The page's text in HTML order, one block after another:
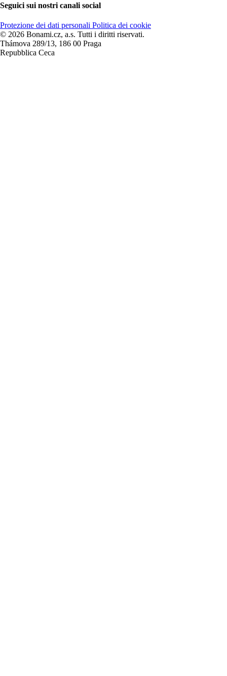
Seguici sui nostri canali social
Protezione dei dati personali Politica dei cookie
© 2026 Bonami.cz, a.s. Tutti i diritti riservati.
Thámova 289/13, 186 00 Praga
Repubblica Ceca